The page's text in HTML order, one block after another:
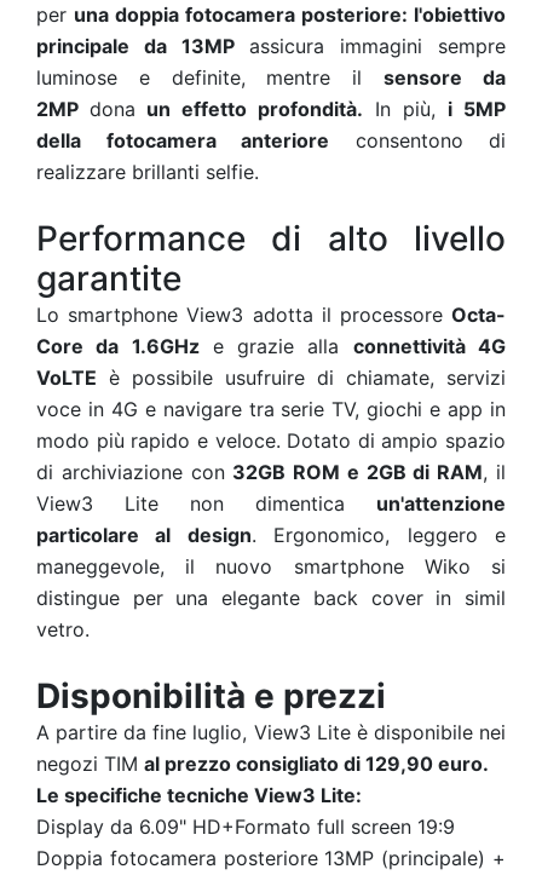
per una doppia fotocamera posteriore: l'obiettivo
principale da 13MP assicura immagini sempre
luminose e definite, mentre il
sensore da
2MP dona un effetto profondità. In più, i 5MP
della fotocamera anteriore
consentono di
realizzare brillanti selfie.
Performance di alto livello
garantite
Lo smartphone View3 adotta il processore Octa-
Core da 1.6GHz e grazie alla
connettività 4G
VoLTE è possibile usufruire di chiamate, servizi
voce in 4G e navigare tra serie TV, giochi e app in
modo più rapido e veloce. Dotato di ampio spazio
di archiviazione con 32GB ROM e 2GB di RAM, il
View3 Lite non dimentica
un'attenzione
particolare al design. Ergonomico, leggero e
maneggevole, il nuovo smartphone Wiko si
distingue per una elegante back cover in simil
vetro.
Disponibilità e prezzi
A partire da fine luglio, View3 Lite è disponibile nei
negozi TIM al prezzo consigliato di 129,90 euro.
Le specifiche tecniche View3 Lite:
Display da 6.09" HD+Formato full screen 19:9
Doppia fotocamera posteriore 13MP (principale) +